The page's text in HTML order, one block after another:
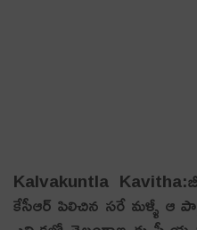
Kalvakuntla
కేసీఆర్ పిలిచిన సరే మళ్ళీ ఆ